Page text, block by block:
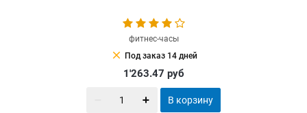
фитнес-часы
clear Под заказ 14 дней
1'263.47 руб
В корзину